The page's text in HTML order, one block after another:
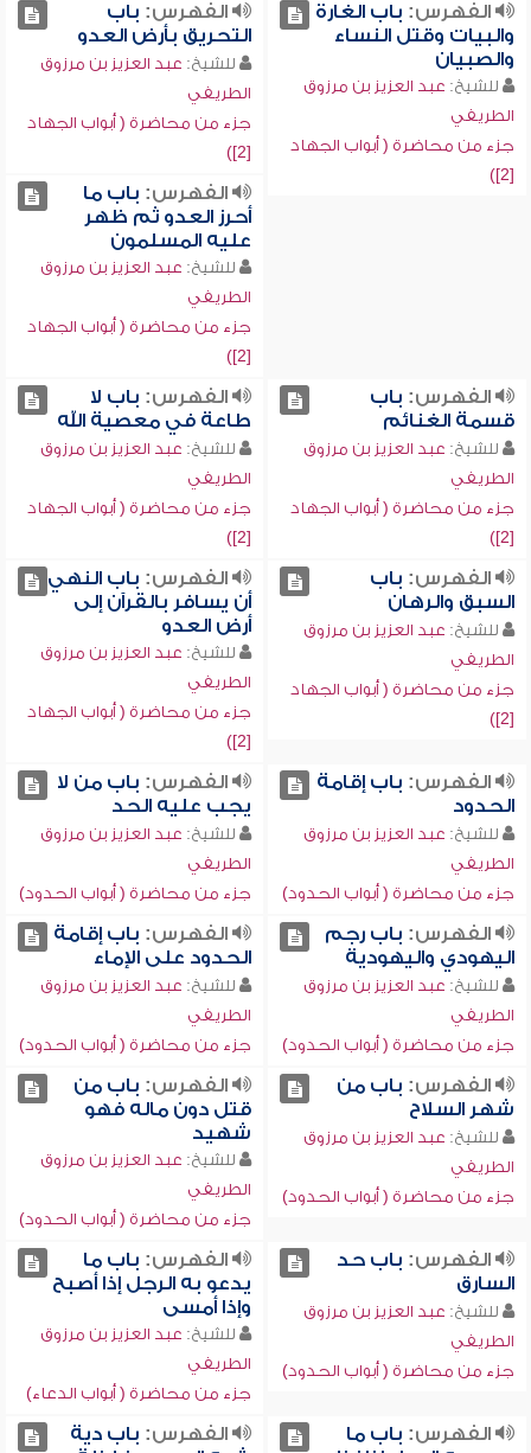
الفهرس: باب الغارة
والبيات وقتل النساء
والصبيان
للشيخ: عبد العزيز بن مرزوق
الطريفي
جزء من محاضرة ( أبواب الجهاد
[2])
الفهرس: باب
التحريق بأرض العدو
للشيخ: عبد العزيز بن مرزوق
الطريفي
جزء من محاضرة ( أبواب الجهاد
[2])
الفهرس: باب ما
أحرز العدو ثم ظهر
عليه المسلمون
للشيخ: عبد العزيز بن مرزوق
الطريفي
جزء من محاضرة ( أبواب الجهاد
[2])
الفهرس: باب
قسمة الغنائم
للشيخ: عبد العزيز بن مرزوق
الطريفي
جزء من محاضرة ( أبواب الجهاد
[2])
الفهرس: باب لا
طاعة في معصية الله
للشيخ: عبد العزيز بن مرزوق
الطريفي
جزء من محاضرة ( أبواب الجهاد
[2])
الفهرس: باب
السبق والرهان
للشيخ: عبد العزيز بن مرزوق
الطريفي
جزء من محاضرة ( أبواب الجهاد
[2])
الفهرس: باب النهي
أن يسافر بالقرآن إلى
أرض العدو
للشيخ: عبد العزيز بن مرزوق
الطريفي
جزء من محاضرة ( أبواب الجهاد
[2])
الفهرس: باب إقامة
الحدود
للشيخ: عبد العزيز بن مرزوق
الطريفي
جزء من محاضرة ( أبواب الحدود)
الفهرس: باب من لا
يجب عليه الحد
للشيخ: عبد العزيز بن مرزوق
الطريفي
جزء من محاضرة ( أبواب الحدود)
الفهرس: باب رجم
اليهودي واليهودية
للشيخ: عبد العزيز بن مرزوق
الطريفي
جزء من محاضرة ( أبواب الحدود)
الفهرس: باب إقامة
الحدود على الإماء
للشيخ: عبد العزيز بن مرزوق
الطريفي
جزء من محاضرة ( أبواب الحدود)
الفهرس: باب من
شهر السلاح
للشيخ: عبد العزيز بن مرزوق
الطريفي
جزء من محاضرة ( أبواب الحدود)
الفهرس: باب من
قتل دون ماله فهو
شهيد
للشيخ: عبد العزيز بن مرزوق
الطريفي
جزء من محاضرة ( أبواب الحدود)
الفهرس: باب حد
السارق
للشيخ: عبد العزيز بن مرزوق
الطريفي
جزء من محاضرة ( أبواب الحدود)
الفهرس: باب ما
يدعو به الرجل إذا أصبح
وإذا أمسى
للشيخ: عبد العزيز بن مرزوق
الطريفي
جزء من محاضرة ( أبواب الدعاء)
الفهرس: باب ما
الفهرس: باب دية